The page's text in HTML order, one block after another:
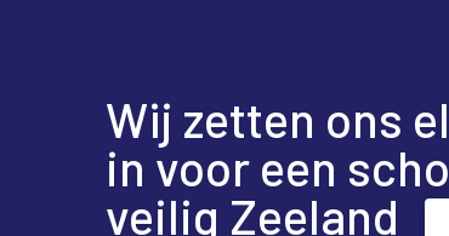
Wij zetten ons
in voor een
veilig Zeeland